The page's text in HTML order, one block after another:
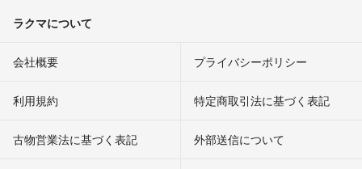
ラクマについて
会社概要 プライバシーポリシー
利用規約 特定商取引法に基づく表記
古物営業法に基づく表記 外部送信について